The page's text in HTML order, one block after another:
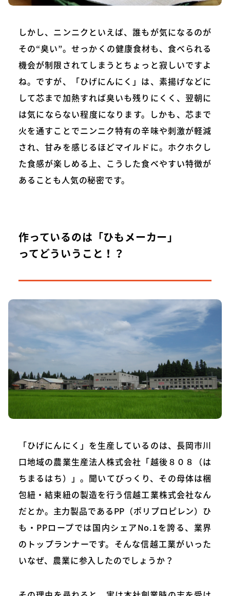
しかし、ニンニクといえば、誰もが気になるのが
その“臭い”。せっかくの健康食材も、食べられる
機会が制限されてしまうとちょっと寂しいですよ
ね。ですが、「ひげにんにく」は、素揚げなどに
して芯まで加熱すれば臭いも残りにくく、翌朝に
は気にならない程度になります。しかも、芯まで
火を通すことでニンニク特有の辛味や刺激が軽減
され、甘みを感じるほどマイルドに。ホクホクし
た食感が楽しめる上、こうした食べやすい特徴が
あることも人気の秘密です。
作っているのは「ひもメーカー」
ってどういうこと！？
「ひげにんにく」を生産しているのは、長岡市川
口地域の農業生産法人株式会社「越後８０８（は
ちまるはち）」。聞いてびっくり、その母体は梱
包紐・結束紐の製造を行う信越工業株式会社なん
だとか。主力製品であるPP（ポリプロピレン）ひ
も・PPロープでは国内シェアNo.1を誇る、業界
のトップランナーです。そんな信越工業がいった
いなぜ、農業に参入したのでしょうか？